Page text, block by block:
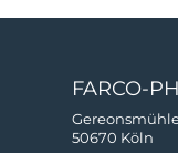
FARCO-
50670 Köln